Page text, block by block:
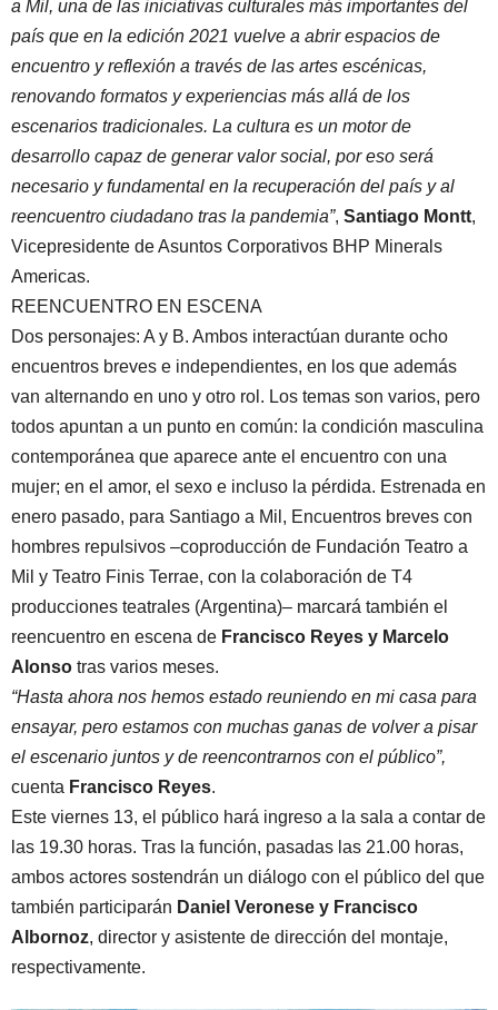
a Mil, una de las iniciativas culturales más importantes del
país que en la edición 2021 vuelve a abrir espacios de
encuentro y reflexión a través de las artes escénicas,
renovando formatos y experiencias más allá de los
escenarios tradicionales. La cultura es un motor de
desarrollo capaz de generar valor social, por eso será
necesario y fundamental en la recuperación del país y al
reencuentro ciudadano tras la pandemia”, Santiago Montt,
Vicepresidente de Asuntos Corporativos BHP Minerals
Americas.
REENCUENTRO EN ESCENA
Dos personajes: A y B. Ambos interactúan durante ocho
encuentros breves e independientes, en los que además
van alternando en uno y otro rol. Los temas son varios, pero
todos apuntan a un punto en común: la condición masculina
contemporánea que aparece ante el encuentro con una
mujer; en el amor, el sexo e incluso la pérdida. Estrenada en
enero pasado, para Santiago a Mil, Encuentros breves con
hombres repulsivos –coproducción de Fundación Teatro a
Mil y Teatro Finis Terrae, con la colaboración de T4
producciones teatrales (Argentina)– marcará también el
reencuentro en escena de Francisco Reyes y Marcelo
Alonso tras varios meses.
“Hasta ahora nos hemos estado reuniendo en mi casa para
ensayar, pero estamos con muchas ganas de volver a pisar
el escenario juntos y de reencontrarnos con el público”,
cuenta Francisco Reyes.
Este viernes 13, el público hará ingreso a la sala a contar de
las 19.30 horas. Tras la función, pasadas las 21.00 horas,
ambos actores sostendrán un diálogo con el público del que
también participarán Daniel Veronese y Francisco
Albornoz, director y asistente de dirección del montaje,
respectivamente.